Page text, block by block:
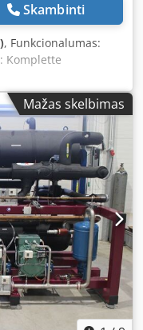
Skambinti
, Funkcionalumas:
Komplette
Verdichtersatz
Bitzer-Verdichtern
Fördervolumen
343 kW bei
+40°C (R404A)
Im Lieferumfang des
-
1x Original-
Typ: CSH-1209H AL
Länge: 900 cm,
2.309 kg Baujahr:
und
nur den
zu erwerben. Wir
Mažas skelbimas